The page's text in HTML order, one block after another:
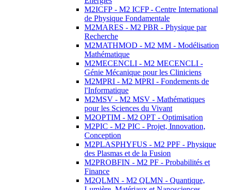
M2ICFP - M2 ICFP - Centre International
de Physique Fondamentale
M2MARES - M2 PBR - Physique par
Recherche
M2MATHMOD - M2 MM - Modélisation
Mathématique
M2MECENCLI - M2 MECENCLI -
Génie Mécanique pour les Cliniciens
M2MPRI - M2 MPRI - Fondements de
l'Informatique
M2MSV - M2 MSV - Mathématiques
pour les Sciences du Vivant
M2OPTIM - M2 OPT - Optimisation
M2PIC - M2 PIC - Projet, Innovation,
Conception
M2PLASPHYFUS - M2 PPF - Physique
des Plasmas et de la Fusion
M2PROBFIN - M2 PF - Probabilités et
Finance
M2QLMN - M2 QLMN - Quantique,